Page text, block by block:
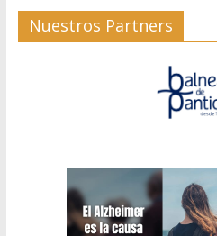
Nuestros Partners